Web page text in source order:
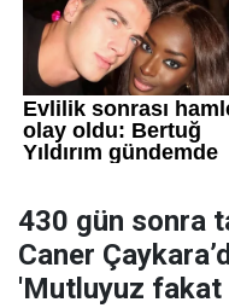
430 gün sonra
Caner
'Mutluyuz fakat